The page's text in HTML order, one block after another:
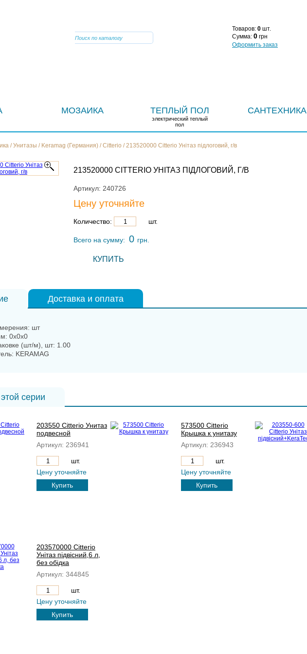
Товаров: 0 шт.
Сумма: 0 грн
Оформить заказ
МОЗАИКА ТЕПЛЫЙ ПОЛ
электрический теплый
пол
САНТЕХНИКА
/Унитазы / Keramag (Германия) /Citterio /213520000 Citterio Унітаз підлоговий, г/в
213520000 CITTERIO УНІТАЗ ПІДЛОГОВИЙ, Г/В
Артикул: 240726
Цену уточняйте
Количество: шт.
Всего на сумму: 0 грн.
КУПИТЬ
Доставка и оплата
шт
0x0x0
(шт/м), шт: 1.00
KERAMAG
серии
203550 Citterio Унитаз
подвесной
Артикул: 236941
шт.
Цену уточняйте
Купить
573500 Citterio
Крышка к унитазу
Артикул: 236943
шт.
Цену уточняйте
Купить
203570000 Citterio
Унітаз підвісний,6 л,
без обідка
Артикул: 344845
шт.
Цену уточняйте
Купить